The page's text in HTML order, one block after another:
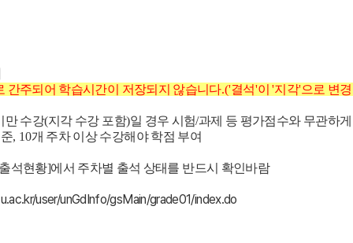
간주되어 학습시간이 저장되지 않습니다.('결석'이'지각'으로 변
만 수강(지각 수강 포함)일 경우 시험/과제 등 평가점수와 무관하
, 10개 주차 이상 수강해야 학점 부여
석현황]에서 주차별 출석 상태를 반드시 확인바람
user/unGdInfo/gsMain/grade01/index.do